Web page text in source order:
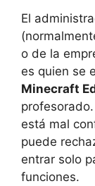
El
o de la
es quien se
Minecraft
está mal
puede
entrar solo
funciones.